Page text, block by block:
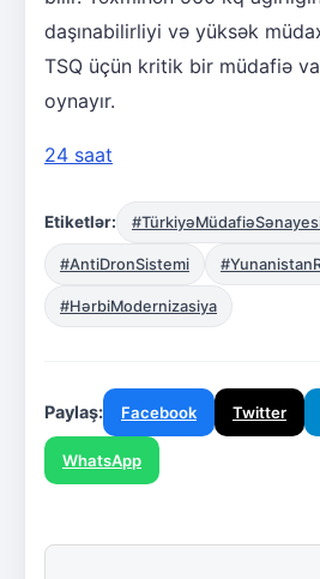
daşınabilirliyi və yüksək
TSQ üçün kritik bir müdafiə
oynayır.
24 saat
Etiketlər:
#AntiDronSistemi
#HərbiModernizasiya
Paylaş: Facebook Twitter
WhatsApp